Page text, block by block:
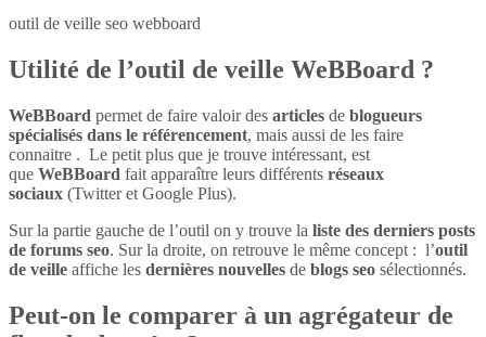
outil de veille seo webboard
Utilité de l’outil de veille WeBBoard ?
WeBBoard permet de faire valoir des articles de blogueurs
spécialisés dans le référencement, mais aussi de les faire
connaitre . Le petit plus que je trouve intéressant, est
que WeBBoard fait apparaître leurs différents réseaux
sociaux (Twitter et Google Plus).
Sur la partie gauche de l’outil on y trouve la liste des derniers posts
de forums seo. Sur la droite, on retrouve le même concept : l’outil
de veille affiche les dernières nouvelles de blogs seo sélectionnés.
Peut-on le comparer à un agrégateur de